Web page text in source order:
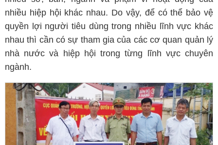
nhiều hiệp hội khác nhau. Do vậy, để có thể bảo vệ
quyền lợi người tiêu dùng trong nhiều lĩnh vực khác
nhau thì cần có sự tham gia của các cơ quan quản lý
nhà nước và hiệp hội trong từng lĩnh vực chuyên
ngành.